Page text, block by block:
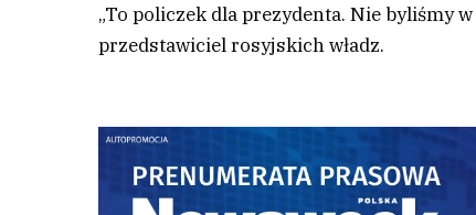
„To policzek dla prezydenta. Nie byliśmy
przedstawiciel rosyjskich władz.